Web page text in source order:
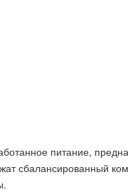
питание,
сбалансированный